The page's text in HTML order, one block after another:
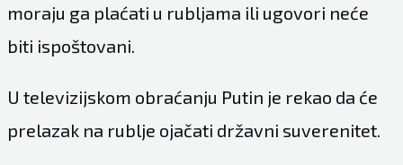
moraju ga plaćati u rubljama ili ugovori neće
biti ispoštovani.
U televizijskom obraćanju Putin je rekao da će
prelazak na rublje ojačati državni suverenitet.